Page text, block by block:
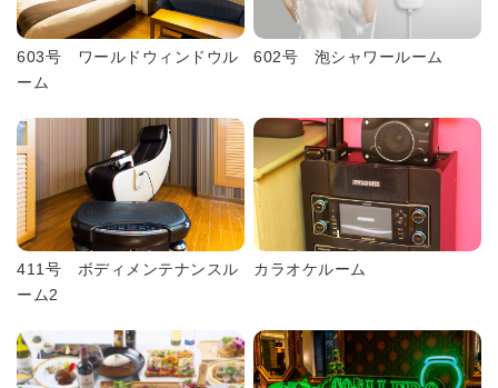
603号 ワールドウィンドウル
ーム
602号 泡シャワールーム
411号 ボディメンテナンスル
ーム2
カラオケルーム